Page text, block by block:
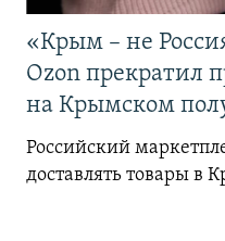
«Крым – не
Ozon прекратил
на Крымском
Российский
доставлять товары в